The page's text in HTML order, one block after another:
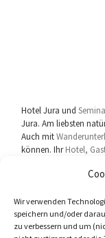
Wir verwenden
speichern und/oder
zu verbessern und um
Hotel Jura und
Jura. Am liebsten
Auch mit
können. IhrHotel,
userhelp.ch